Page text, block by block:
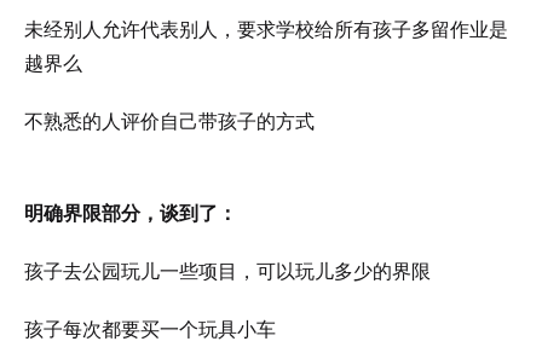
未经别人允许代表别人，要求学校给所有孩子多留作业是
越界么
不熟悉的人评价自己带孩子的方式
明确界限部分，谈到了：
孩子去公园玩儿一些项目，可以玩儿多少的界限
孩子每次都要买一个玩具小车